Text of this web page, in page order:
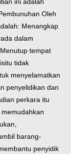
ini adalah
Oleh
Menangkap
dalam
tempat
tidak
menyelamatkan
penyelidikan dan
perkara itu
barang-
penyidik